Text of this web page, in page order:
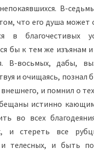
В-
что его душа может
в благочестивых
бы к тем же изъянам
В-восьмых, дабы,
и очищаясь, познал
и помнил о
истинно
во всех
и стереть все
телесных, и быть